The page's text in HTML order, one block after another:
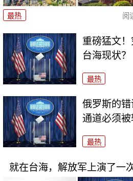
最热 阅
重磅猛文
台海现状？
最热
俄罗斯的
通道必须
最热
就在台海，解放军上演了一